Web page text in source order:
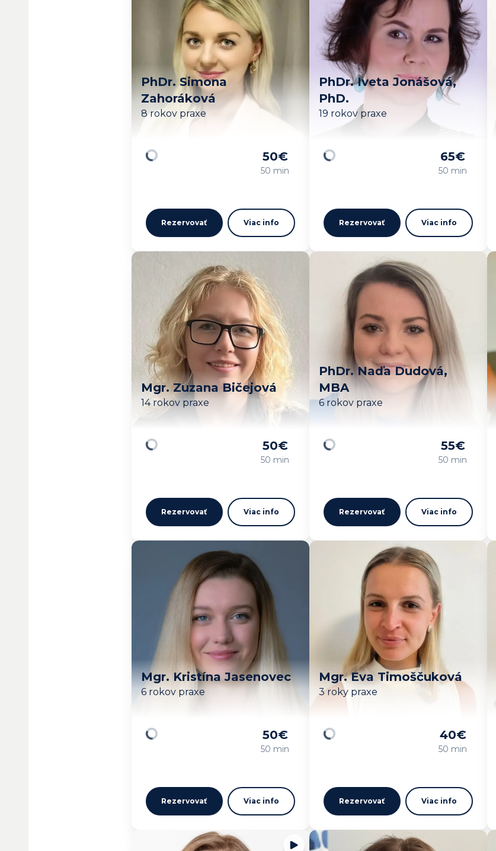
PhDr. Simona
Zahoráková
8 rokov praxe
50€
50 min
Rezervovať Viac info
PhDr. Iveta Jonášová,
PhD.
19 rokov praxe
65€
50 min
Rezervovať Viac info
Mgr. Zuzana Bičejová
14 rokov praxe
50€
50 min
Rezervovať Viac info
PhDr. Naďa Dudová,
MBA
6 rokov praxe
55€
50 min
Rezervovať Viac info
Mgr. Kristína Jasenovec
6 rokov praxe
50€
50 min
Rezervovať Viac info
Mgr. Eva Timoščuková
3 roky praxe
40€
50 min
Rezervovať Viac info